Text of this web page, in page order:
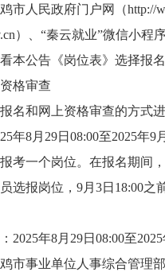
市人民政府门户网（http://
）、“秦云就业”微信小程
本公告《岗位表》选择报
格审查
名和网上资格审查的方式
年8月29日08:00至2025年9
考一个岗位。在报名期间
选报岗位，9月3日18:00
2025年8月29日08:00至2025
市事业单位人事综合管理